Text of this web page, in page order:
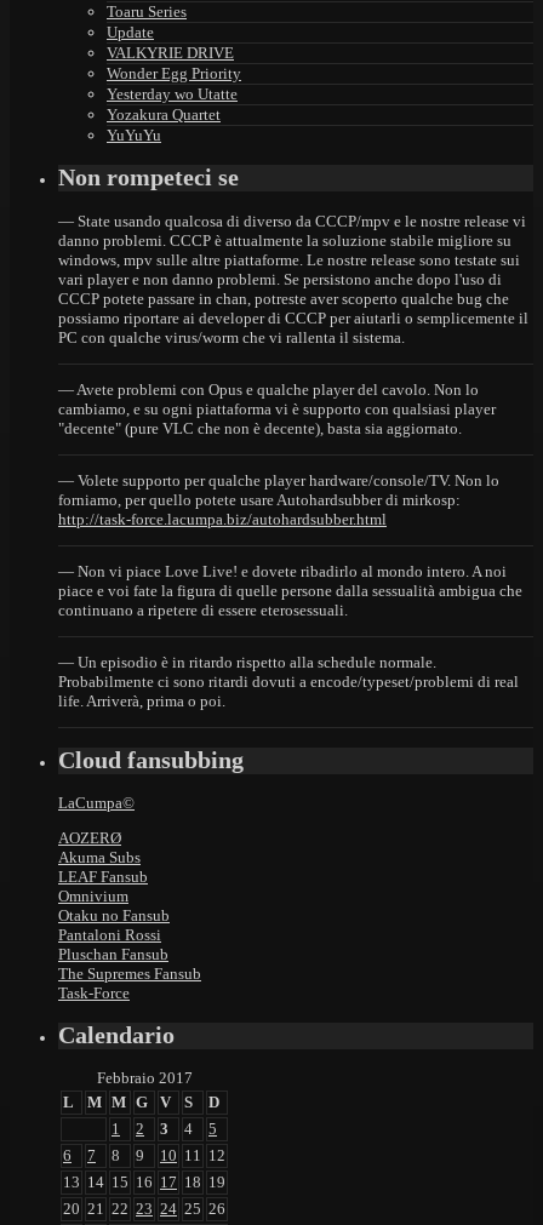
Toaru Series
Update
VALKYRIE DRIVE
Wonder Egg Priority
Yesterday wo Utatte
Yozakura Quartet
YuYuYu
Non rompeteci se
— State usando qualcosa di diverso da CCCP/mpv e le nostre release vi
danno problemi. CCCP è attualmente la soluzione stabile migliore su
windows, mpv sulle altre piattaforme. Le nostre release sono testate sui
vari player e non danno problemi. Se persistono anche dopo l'uso di
CCCP potete passare in chan, potreste aver scoperto qualche bug che
possiamo riportare ai developer di CCCP per aiutarli o semplicemente il
PC con qualche virus/worm che vi rallenta il sistema.
— Avete problemi con Opus e qualche player del cavolo. Non lo
cambiamo, e su ogni piattaforma vi è supporto con qualsiasi player
"decente" (pure VLC che non è decente), basta sia aggiornato.
— Volete supporto per qualche player hardware/console/TV. Non lo
forniamo, per quello potete usare Autohardsubber di mirkosp:
http://task-force.lacumpa.biz/autohardsubber.html
— Non vi piace Love Live! e dovete ribadirlo al mondo intero. A noi
piace e voi fate la figura di quelle persone dalla sessualità ambigua che
continuano a ripetere di essere eterosessuali.
— Un episodio è in ritardo rispetto alla schedule normale.
Probabilmente ci sono ritardi dovuti a encode/typeset/problemi di real
life. Arriverà, prima o poi.
Cloud fansubbing
LaCumpa©
AOZERØ
Akuma Subs
LEAF Fansub
Omnivium
Otaku no Fansub
Pantaloni Rossi
Pluschan Fansub
The Supremes Fansub
Task-Force
Calendario
Febbraio 2017
L
M M G V S
D
1
2 3 4
5
6
7 8 9 10 11 12
13 14 15 16 17 18 19
20 21 22 23 24 25 26